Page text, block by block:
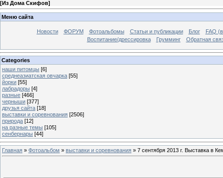
[Из Дома Скифов]
Меню сайта
Новости ФОРУМ Фотоальбомы Статьи и публикации Блог
FAQ
Воспитание/дрессировка
Грумминг Обратная
Categories
наши питомцы [6]
среднеазиатская овчарка [55]
йорки [55]
лабрадоры [4]
разные [466]
черныши [377]
друзья сайта [18]
выставки и соревнования [2506]
природа [12]
на разные темы [105]
сенбернары [44]
Главная » Фотоальбом » выставки и соревнования » 7 сентября 2013 г. Выставка в